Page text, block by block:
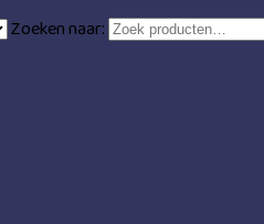
Zoeken naar: